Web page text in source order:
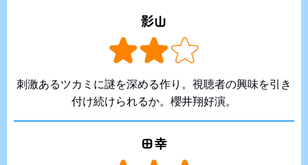
影山
刺激あるツカミに謎を深める作り。視聴者の興味を引き
付け続けられるか。櫻井翔好演。
田幸